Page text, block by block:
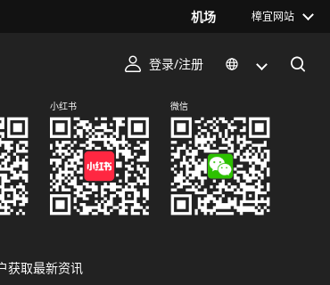
机场 樟宜网站
登录/注册
小红书 微信
获取最新资讯